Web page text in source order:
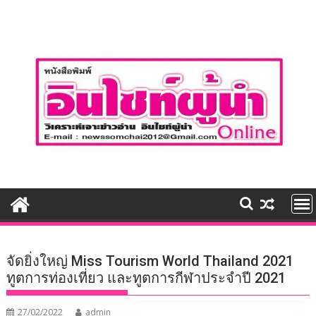
จัดยิ่งใหญ่ Miss Tourism World Thailand 2021
ทูตการท่องเที่ยว และทูตการกีฬาประจำปี 2021
27/02/2022 admin